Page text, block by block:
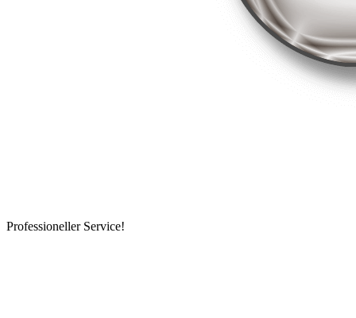
Professioneller Service!